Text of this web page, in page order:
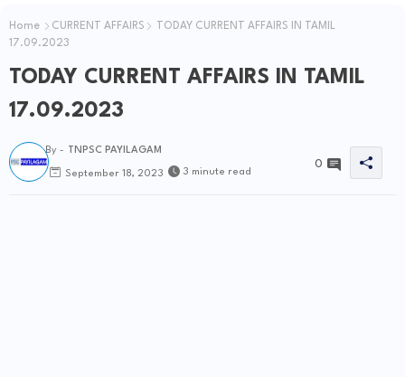
Home CURRENT AFFAIRS
TODAY CURRENT AFFAIRS IN TAMIL
17.09.2023
TODAY CURRENT AFFAIRS IN TAMIL
17.09.2023
By - TNPSC PAYILAGAM
September 18, 2023 3 minute read
0